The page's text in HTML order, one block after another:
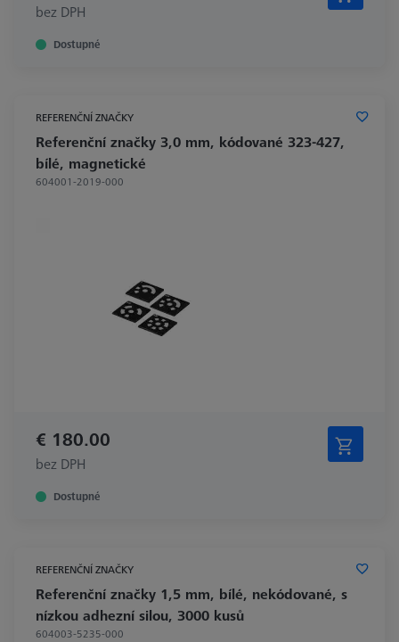
bez DPH
Dostupné
REFERENČNÍ ZNAČKY
Referenční značky 3,0 mm, kódované 323-427,
bílé, magnetické
604001-2019-000
€ 180.00
bez DPH
Dostupné
REFERENČNÍ ZNAČKY
Referenční značky 1,5 mm, bílé, nekódované, s
nízkou adhezní silou, 3000 kusů
604003-5235-000